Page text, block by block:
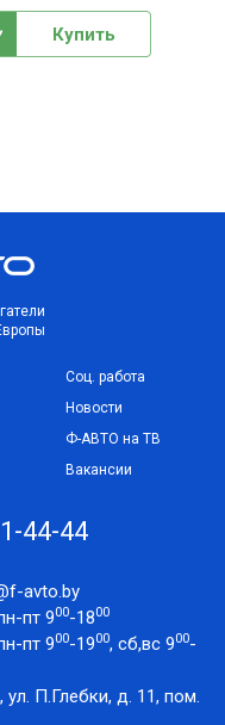
Купить
Соц. работа
Новости
Ф-АВТО на ТВ
Вакансии
44-44
avto.by
пт 900-1800
пт 900-1900, сб,вс 900-
ул. П.Глебки, д. 11, пом.